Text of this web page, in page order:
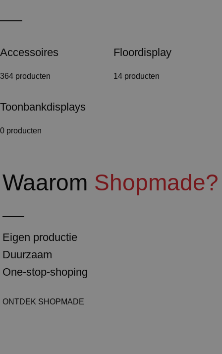
Accessoires
364 producten
Floordisplay
14 producten
Toonbankdisplays
0 producten
Waarom Shopmade?
Eigen productie
Duurzaam
One-stop-shoping
ONTDEK SHOPMADE